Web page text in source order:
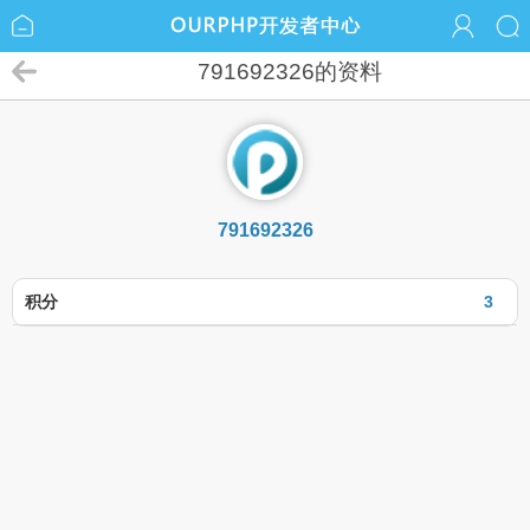
791692326的资料
791692326
3
积分